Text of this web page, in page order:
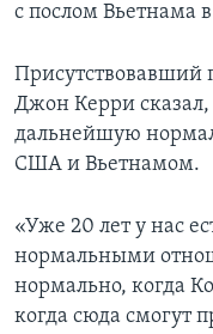
с послом
Присутствовавший
Джон Керри сказал,
дальнейшую
США и Вьетнамом.
«Уже 20 лет у нас
нормальными
нормально, когда
когда сюда смогут